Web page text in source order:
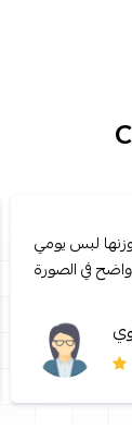
لبس يومي
في الصورة